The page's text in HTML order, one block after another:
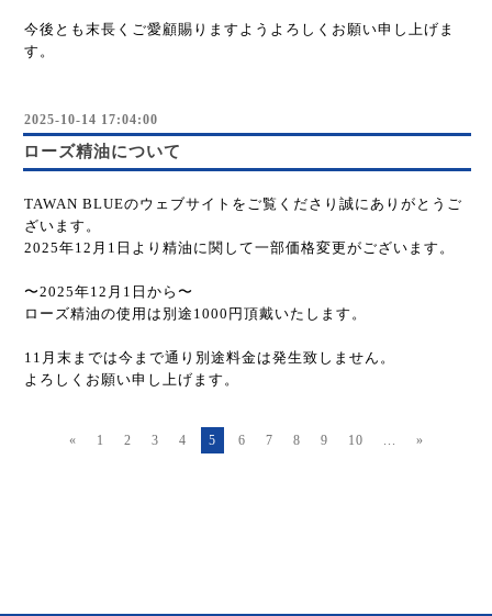
今後とも末長くご愛顧賜りますようよろしくお願い申し上げま
す。
2025-10-14 17:04:00
ローズ精油について
TAWAN BLUEのウェブサイトをご覧くださり誠にありがとうご
ざいます。
2025年12月1日より精油に関して一部価格変更がございます。
〜2025年12月1日から〜
ローズ精油の使用は別途1000円頂戴いたします。
11月末までは今まで通り別途料金は発生致しません。
よろしくお願い申し上げます。
« 1 2 3 4 5 6 7 8 9 10 ... »